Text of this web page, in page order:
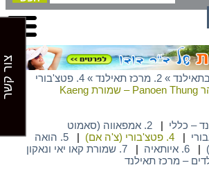
» 2. מרכז תאילנד »
4. פטצ'בורי
טיפוס על הר Panoen Thung – שמורת Kaeng
|
2. אמפאווה (סאמוט
| 4. פטצ'בורי (צ'ה אם) |
5. הואה
| 6. איותאיה |
7. שמורת קאו יאי ונאקון
– מרכז תאילנד
צור קשר